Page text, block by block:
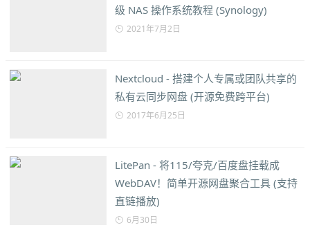
级 NAS 操作系统教程 (Synology)
2021年7月2日
Nextcloud - 搭建个人专属或团队共享的
私有云同步网盘 (开源免费跨平台)
2017年6月25日
LitePan - 将115/夸克/百度盘挂载成
WebDAV！简单开源网盘聚合工具 (支持
直链播放)
6月30日